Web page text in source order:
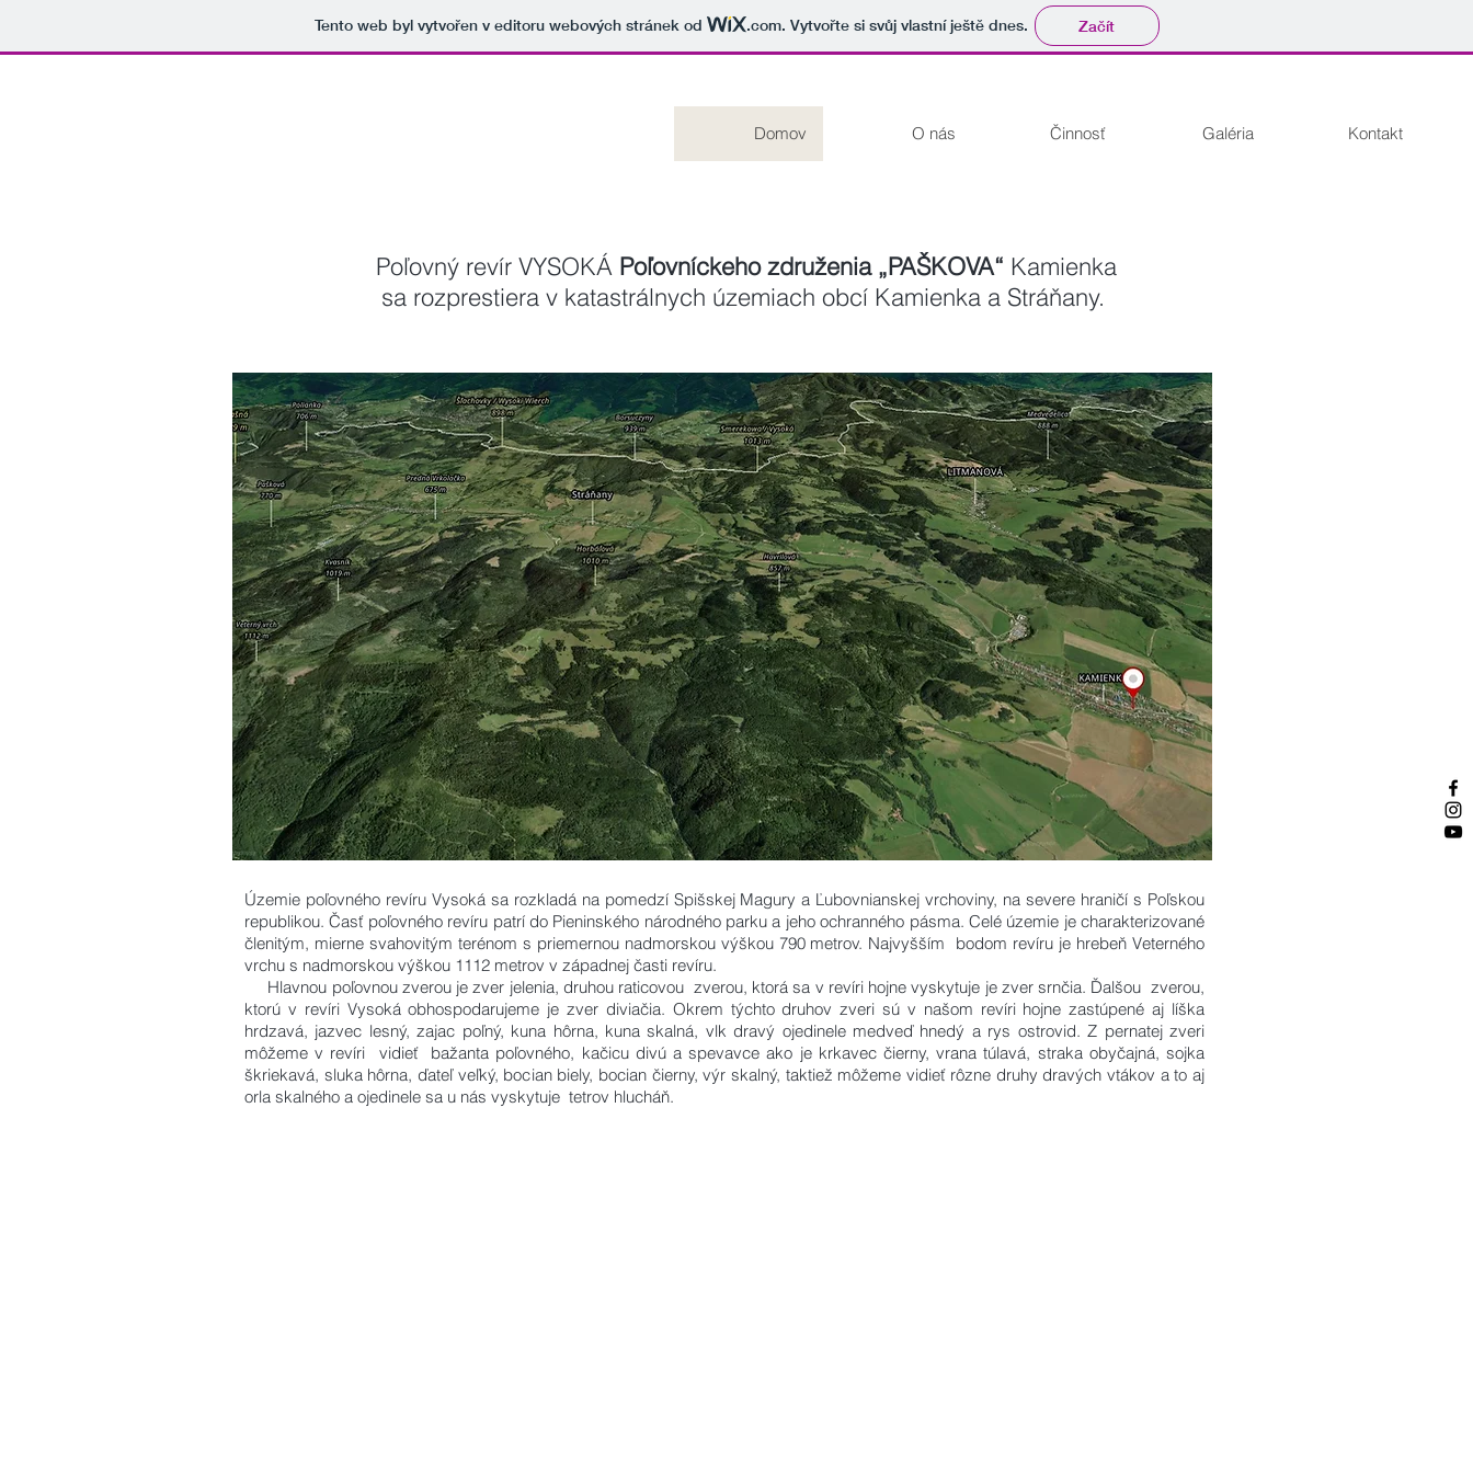
Tento web byl vytvořen v editoru webových stránek od .com. Vytvořte si svůj vlastní ještě dnes. Začít
Domov O nás Činnosť Galéria Kontakt
Poľovný revír VYSOKÁ Poľovníckeho združenia „PAŠKOVA“ Kamienka
sa rozprestiera v katastrálnych územiach obcí Kamienka a Stráňany.
Územie poľovného revíru Vysoká sa rozkladá na pomedzí Spišskej Magury a Ľubovnianskej vrchoviny, na severe hraničí s Poľskou
republikou. Časť poľovného revíru patrí do Pieninského národného parku a jeho ochranného pásma. Celé územie je charakterizované
členitým, mierne svahovitým terénom s priemernou nadmorskou výškou 790 metrov. Najvyšším bodom revíru je hrebeň Veterného
vrchu s nadmorskou výškou 1112 metrov v západnej časti revíru.
Hlavnou poľovnou zverou je zver jelenia, druhou raticovou zverou, ktorá sa v revíri hojne vyskytuje je zver srnčia. Ďalšou zverou,
ktorú v revíri Vysoká obhospodarujeme je zver diviačia. Okrem týchto druhov zveri sú v našom revíri hojne zastúpené aj líška
hrdzavá, jazvec lesný, zajac poľný, kuna hôrna, kuna skalná, vlk dravý ojedinele medveď hnedý a rys ostrovid. Z pernatej zveri
môžeme v revíri vidieť bažanta poľovného, kačicu divú a spevavce ako je krkavec čierny, vrana túlavá, straka obyčajná, sojka
škriekavá, sluka hôrna, ďateľ veľký, bocian biely, bocian čierny, výr skalný, taktiež môžeme vidieť rôzne druhy dravých vtákov a to aj
orla skalného a ojedinele sa u nás vyskytuje tetrov hlucháň.